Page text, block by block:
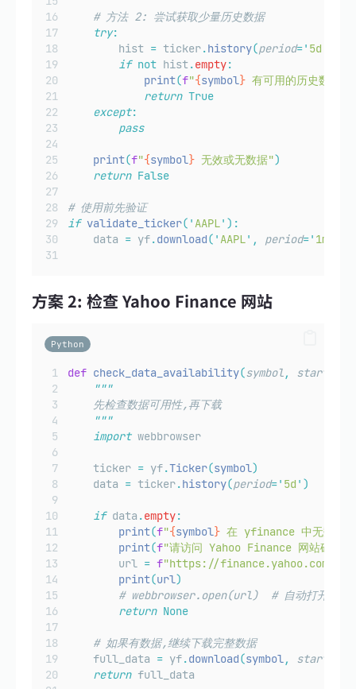
# 方法 2: 尝试获取少量历史数据
try:
        hist
= ticker.history(period=' 5d
if not hist.empty:
print(f"{symbol} 有可用的历史数据"
return True
except:
pass
print(f"{symbol} 无效或无数据")
return False
# 使用前先验证
if validate_ticker( 'AAPL' ):
    data
= yf.download( 'AAPL' , period=' 1mo
方案 2: 检查 Yahoo Finance 网站
Python
def check_data_availability(symbol,
"""
    先检查数据可用性,再下载
"""
import webbrowser
    ticker
= yf.Ticker(symbol)
    data
= ticker.history(period=' 5d ' )
if data .empty:
print(f"{symbol} 在 yfinance 中无数据"
print(f"请访问 Yahoo Finance 网站确认:"
        url
= f"https://finance.yahoo.com/
print(url)
# webbrowser.open(url)  # 自动打开浏览
return None
# 如果有数据,继续下载完整数据
    full_data
= yf.download(symbol, start
return full_data